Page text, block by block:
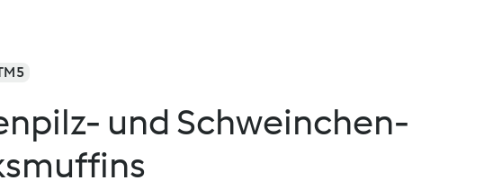
und Schweinchen-